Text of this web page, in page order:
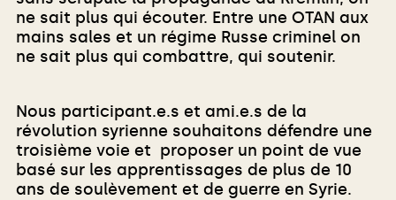
ne sait plus qui écouter. Entre une OTAN aux
mains sales et un régime Russe criminel on
ne sait plus qui combattre, qui soutenir.
Nous participant.e.s et ami.e.s de la
révolution syrienne souhaitons défendre une
troisième voie et proposer un point de vue
basé sur les apprentissages de plus de 10
ans de soulèvement et de guerre en Syrie.